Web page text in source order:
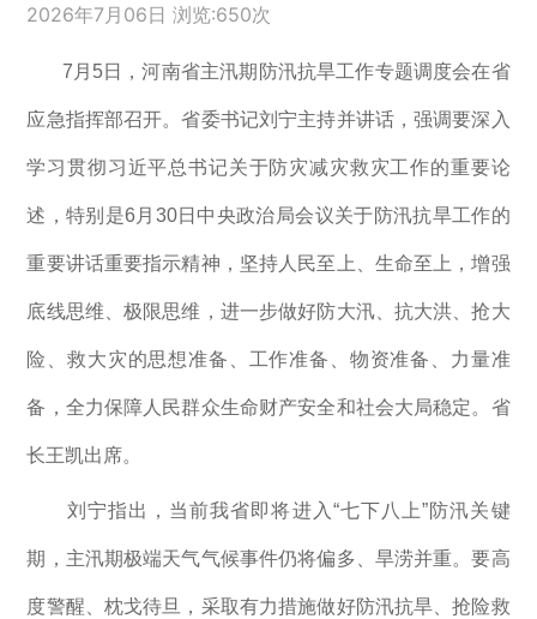
2026年7月06日 浏览:650次
7月5日，河南省主汛期防汛抗旱工作专题调度会在省
应急指挥部召开。省委书记刘宁主持并讲话，强调要深入
学习贯彻习近平总书记关于防灾减灾救灾工作的重要论
述，特别是6月30日中央政治局会议关于防汛抗旱工作的
重要讲话重要指示精神，坚持人民至上、生命至上，增强
底线思维、极限思维，进一步做好防大汛、抗大洪、抢大
险、救大灾的思想准备、工作准备、物资准备、力量准
备，全力保障人民群众生命财产安全和社会大局稳定。省
长王凯出席。
刘宁指出，当前我省即将进入“七下八上”防汛关键
期，主汛期极端天气气候事件仍将偏多、旱涝并重。要高
度警醒、枕戈待旦，采取有力措施做好防汛抗旱、抢险救